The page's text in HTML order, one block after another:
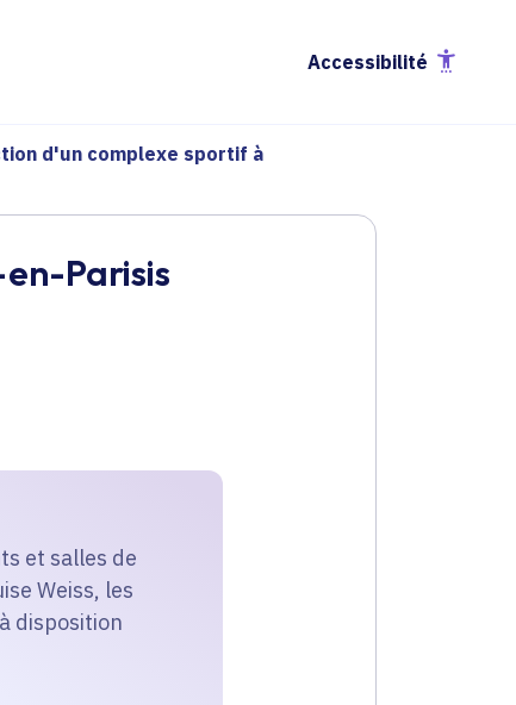
Accessibilité
d'un complexe sportif à
Parisis
et salles de
Weiss, les
disposition